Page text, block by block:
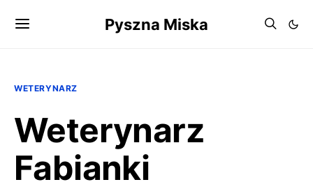
Pyszna Miska
WETERYNARZ
Weterynarz
Fabianki